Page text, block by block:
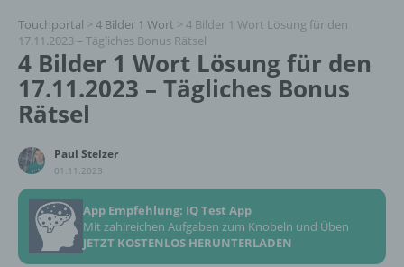
Touchportal > 4 Bilder 1 Wort > 4 Bilder 1 Wort Lösung für den
17.11.2023 – Tägliches Bonus Rätsel
4 Bilder 1 Wort Lösung für den
17.11.2023 – Tägliches Bonus
Rätsel
Paul Stelzer
01.11.2023
App Empfehlung: IQ Test App
Mit zahlreichen Aufgaben zum Knobeln und Üben
JETZT KOSTENLOS HERUNTERLADEN